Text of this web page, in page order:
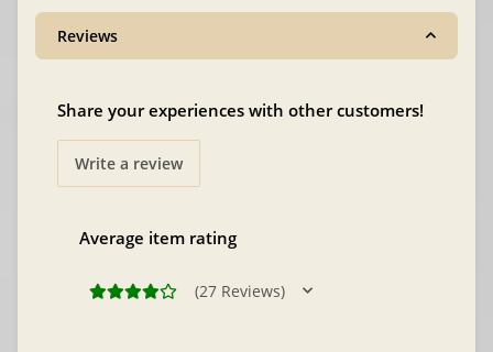
Reviews
Average item rating
(27 Reviews)
Share your experiences with other customers!
Write a review